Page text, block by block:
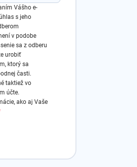
Vášho e-
s jeho
v podobe
sa z odberu
urobiť
ktorý sa
časti.
taktiež vo
účte.
ako aj Vaše